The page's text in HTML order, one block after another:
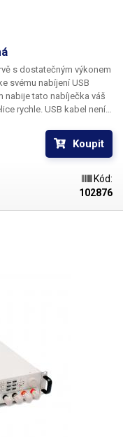
s dostatečným výkonem
svému nabíjení USB
nabije tato nabíječka váš
kabel není
Koupit
Kód:
102876